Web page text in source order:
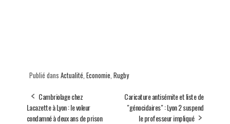
Publié dans Actualité Economie Rugby
Cambriolage chez
Lacazette à Lyon : le voleur
condamné à deux ans de prison
Caricature antisémite et liste de
"génocidaires" : Lyon 2 suspend
le professeur impliqué